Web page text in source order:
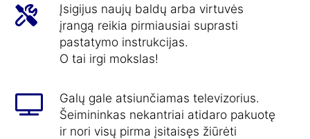
Įsigijus naujų baldų arba virtuvės
įrangą reikia pirmiausiai suprasti
pastatymo instrukcijas.
O tai irgi mokslas!
Galų gale atsiunčiamas televizorius.
Šeimininkas nekantriai atidaro pakuotę
ir nori visų pirma įsitaisęs žiūrėti